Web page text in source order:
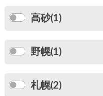
高砂(1)
野幌(1)
札幌(2)